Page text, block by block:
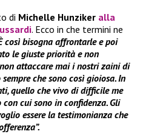
di Michelle Hunziker alla
. Ecco in che termini ne
così bisogna affrontarle e poi
le giuste priorità e non
attaccare mai i nostri zaini di
che sono così gioiosa. In
quello che vivo di difficile me
cui sono in confidenza. Gli
essere la testimonianza che